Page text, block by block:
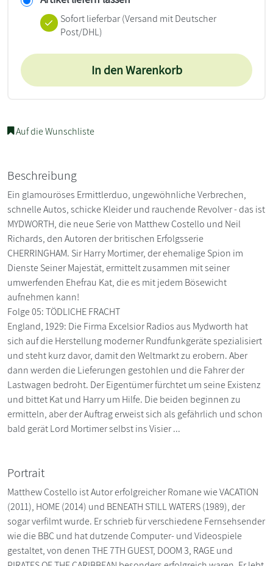
Sofort lieferbar(Versand mit Deutscher
Post/DHL)
In den Warenkorb
Auf die Wunschliste
Beschreibung
Ein glamouröses Ermittlerduo, ungewöhnliche Verbrechen,
schnelle Autos, schicke Kleider und rauchende Revolver - das ist
MYDWORTH, die neue Serie von Matthew Costello und Neil
Richards, den Autoren der britischen Erfolgsserie
CHERRINGHAM. Sir Harry Mortimer, der ehemalige Spion im
Dienste Seiner Majestät, ermittelt zusammen mit seiner
umwerfenden Ehefrau Kat, die es mit jedem Bösewicht
aufnehmen kann!
Folge 05: TÖDLICHE FRACHT
England, 1929: Die Firma Excelsior Radios aus Mydworth hat
sich auf die Herstellung moderner Rundfunkgeräte spezialisiert
und steht kurz davor, damit den Weltmarkt zu erobern. Aber
dann werden die Lieferungen gestohlen und die Fahrer der
Lastwagen bedroht. Der Eigentümer fürchtet um seine Existenz
und bittet Kat und Harry um Hilfe. Die beiden beginnen zu
ermitteln, aber der Auftrag erweist sich als gefährlich und schon
bald gerät Lord Mortimer selbst ins Visier ...
Portrait
Matthew Costello ist Autor erfolgreicher Romane wie VACATION
(2011), HOME (2014) und BENEATH STILL WATERS (1989), der
sogar verfilmt wurde. Er schrieb für verschiedene Fernsehsender
wie die BBC und hat dutzende Computer- und Videospiele
gestaltet, von denen THE 7TH GUEST, DOOM 3, RAGE und